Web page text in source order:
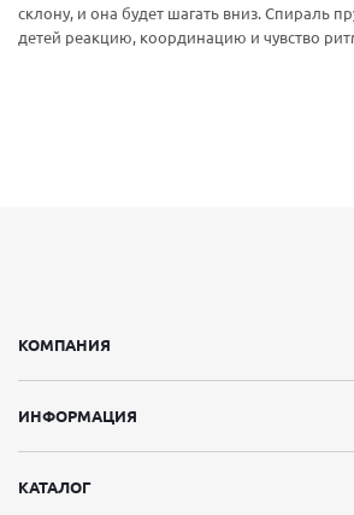
склону, и она будет шагать вниз. Спираль
детей реакцию, координацию и чувство
КОМПАНИЯ
ИНФОРМАЦИЯ
КАТАЛОГ